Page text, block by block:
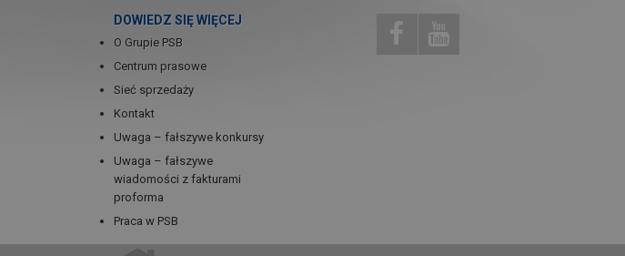
DOWIEDZ SIĘ WIĘCEJ
O Grupie PSB
Centrum prasowe
Sieć sprzedaży
Kontakt
Uwaga – fałszywe konkursy
Uwaga – fałszywe
wiadomości z fakturami
proforma
Praca w PSB